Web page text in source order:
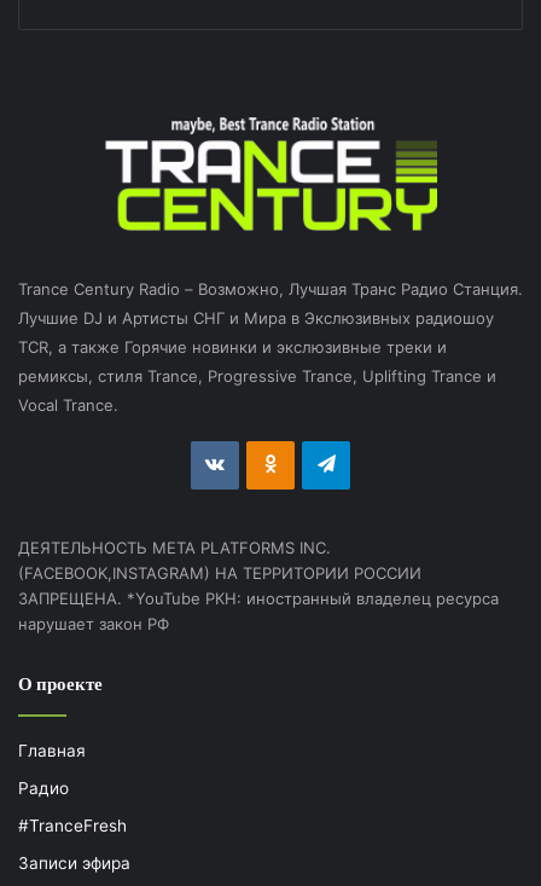
Trance Century Radio – Возможно, Лучшая Транс Радио Станция.
Лучшие DJ и Артисты СНГ и Мира в Экслюзивных радиошоу
TCR, а также Горячие новинки и экслюзивные треки и
ремиксы, стиля Trance, Progressive Trance, Uplifting Trance и
Vocal Trance.
vk.com Odnoklassniki
Telegram
ДЕЯТЕЛЬНОСТЬ МЕТА PLATFORMS INC.
(FACEBOOK,INSTAGRAM) НА ТЕРРИТОРИИ РОССИИ
ЗАПРЕЩЕНА. *YouTube РКН: иностранный владелец ресурса
нарушает закон РФ
О проекте
Главная
Радио
#TranceFresh
Записи эфира